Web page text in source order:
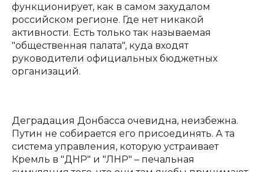
функционирует, как в самом захудалом
российском регионе. Где нет никакой
активности. Есть только так называемая
"общественная палата", куда входят
руководители официальных бюджетных
организаций.
Деградация Донбасса очевидна, неизбежна.
Путин не собирается его присоединять. А та
система управления, которую устраивает
Кремль в "ДНР" и "ЛНР" – печальная